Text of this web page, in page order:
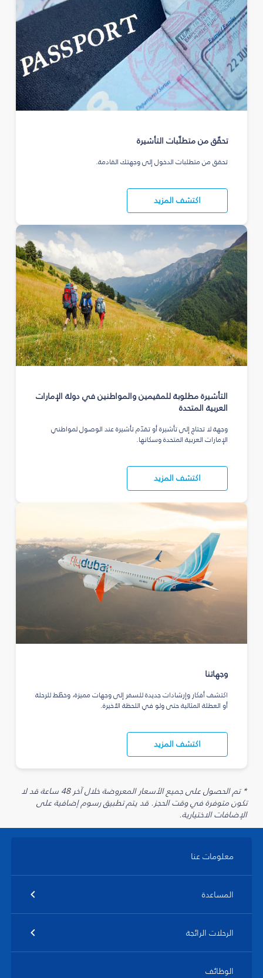
تحقّق من متطلّبات التأشيرة
تحقق من متطلبات الدخول إلى وجهتك القادمة.
اكتشف المزيد
التأشيرة مطلوبة للمقيمين والمواطنين في دولة الإمارات
العربية المتحدة
وجهة لا تحتاج إلى تأشيرة أو تقدّم تأشيرة عند الوصول لمواطني
الإمارات العربية المتحدة وسكانها.
اكتشف المزيد
وجهاتنا
اكتشف أفكار وإرشادات جديدة للسفر إلى وجهات مميزة، وخطّط للرحلة
أو العطلة المثالية حتى ولو في اللحظة الأخيرة.
اكتشف المزيد
* تم الحصول على جميع الأسعار المعروضة خلال آخر 48 ساعة قد لا
تكون متوفرة في وقت الحجز. قد يتم تطبيق رسوم إضافية على
الإضافات الاختيارية.
معلومات عنا
المساعدة
الرحلات الرائجة
الوظائف